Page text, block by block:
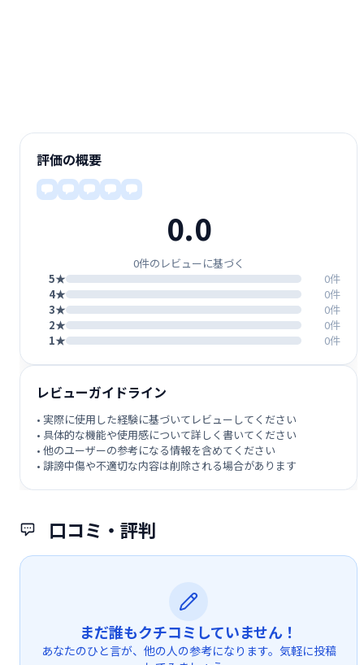
口コミ・評判
まだ誰もクチコミしていません！
あなたのひと言が、他の人の参考になります。気軽に投稿
評価の概要
0.0
0件のレビューに基づく
5★
0件
4★
0件
3★
0件
2★
0件
1★
0件
レビューガイドライン
• 実際に使用した経験に基づいてレビューしてください
• 具体的な機能や使用感について詳しく書いてください
• 他のユーザーの参考になる情報を含めてください
• 誹謗中傷や不適切な内容は削除される場合があります